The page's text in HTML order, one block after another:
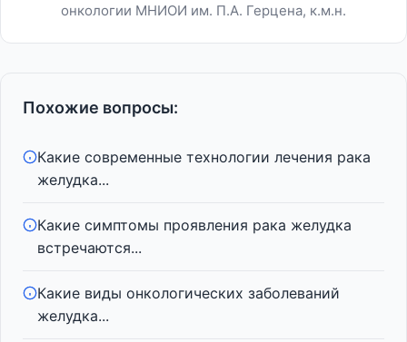
онкологии МНИОИ им. П.А. Герцена, к.м.н.
Похожие вопросы:
Какие современные технологии лечения рака
желудка...
Какие симптомы проявления рака желудка
встречаются...
Какие виды онкологических заболеваний
желудка...